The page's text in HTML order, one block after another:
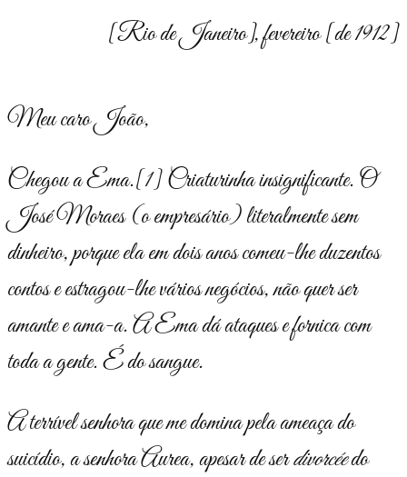
[Rio de Janeiro], fevereiro [de 1912]
Meu caro João,
Chegou a Ema.[1]Criaturinha insignificante. O
José Moraes (o empresário) literalmente sem
dinheiro, porque ela em dois anos comeu-lhe duzentos
contos e estragou-lhe vários negócios, não quer ser
amante e ama-a. A Ema dá ataques e fornica com
toda a gente. É do sangue.
A terrível senhora que me domina pela ameaça do
suicídio, a senhora Aurea, apesar de serdivorcéedo